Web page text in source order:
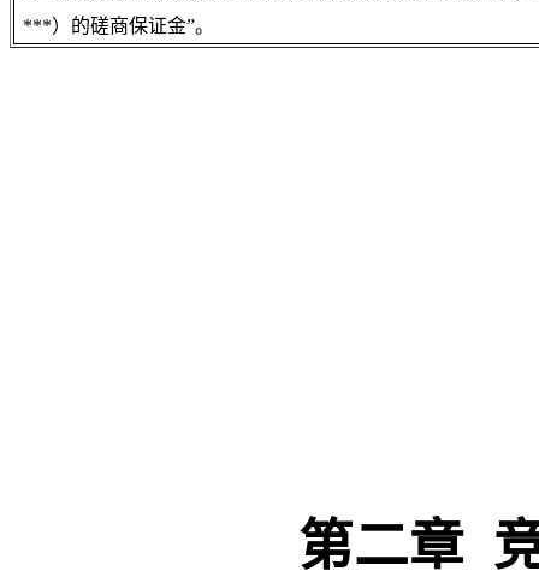
***）的磋商保证金”。
第二章